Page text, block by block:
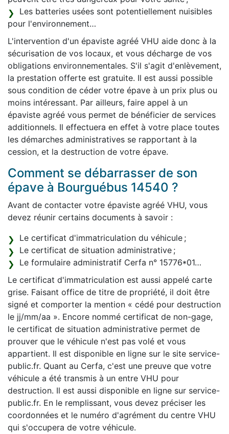
Les batteries usées sont potentiellement nuisibles
pour l'environnement…
L'intervention d'un épaviste agréé VHU aide donc à la
sécurisation de vos locaux, et vous décharge de vos
obligations environnementales. S'il s'agit d'enlèvement,
la prestation offerte est gratuite. Il est aussi possible
sous condition de céder votre épave à un prix plus ou
moins intéressant. Par ailleurs, faire appel à un
épaviste agréé vous permet de bénéficier de services
additionnels. Il effectuera en effet à votre place toutes
les démarches administratives se rapportant à la
cession, et la destruction de votre épave.
Comment se débarrasser de son
épave à Bourguébus 14540 ?
Avant de contacter votre épaviste agréé VHU, vous
devez réunir certains documents à savoir :
Le certificat d'immatriculation du véhicule ;
Le certificat de situation administrative ;
Le formulaire administratif Cerfa n° 15776*01…
Le certificat d'immatriculation est aussi appelé carte
grise. Faisant office de titre de propriété, il doit être
signé et comporter la mention « cédé pour destruction
le jj/mm/aa ». Encore nommé certificat de non-gage,
le certificat de situation administrative permet de
prouver que le véhicule n'est pas volé et vous
appartient. Il est disponible en ligne sur le site service-
public.fr. Quant au Cerfa, c'est une preuve que votre
véhicule a été transmis à un entre VHU pour
destruction. Il est aussi disponible en ligne sur service-
public.fr. En le remplissant, vous devez préciser les
coordonnées et le numéro d'agrément du centre VHU
qui s'occupera de votre véhicule.